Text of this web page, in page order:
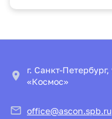
г. Санкт-
«Космос»
office@ascon.spb.ru